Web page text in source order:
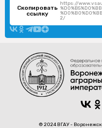
Скопировать
ссылку
https://
2/
© 2024 ВГАУ -